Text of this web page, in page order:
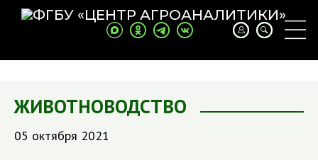
ЖИВОТНОВОДСТВО
05 октября 2021